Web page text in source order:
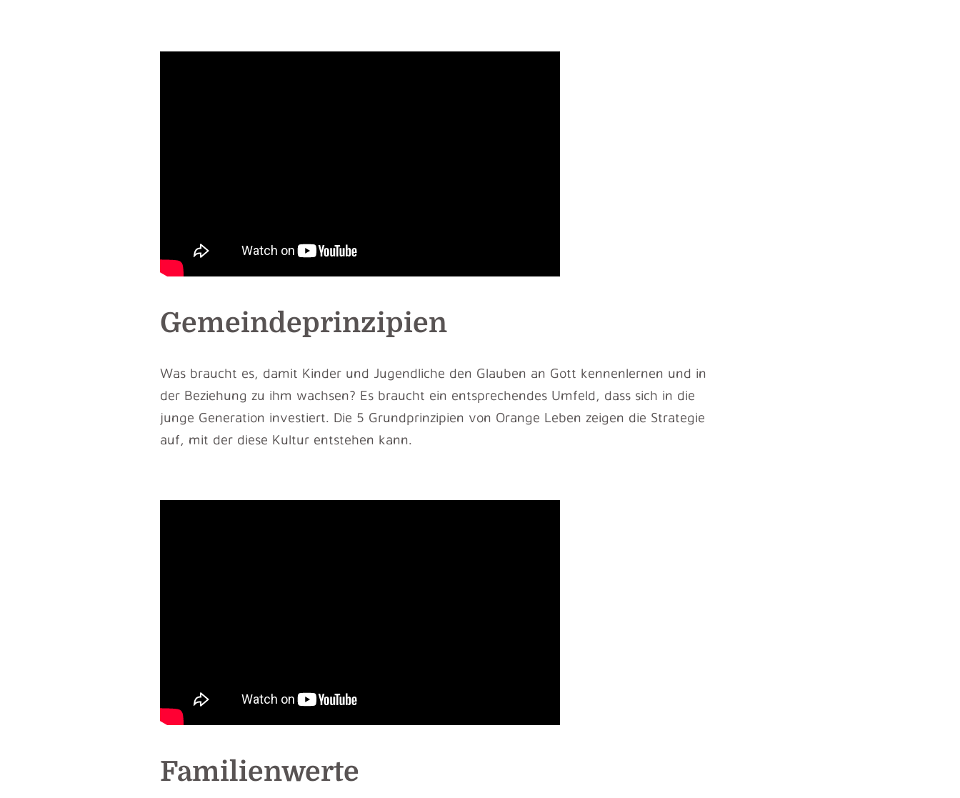
Gemeindeprinzipien
Was braucht es, damit Kinder und Jugendliche den Glauben an Gott kennenlernen und in
der Beziehung zu ihm wachsen? Es braucht ein entsprechendes Umfeld, dass sich in die
junge Generation investiert. Die 5 Grundprinzipien von Orange Leben zeigen die Strategie
auf, mit der diese Kultur entstehen kann.
Familienwerte